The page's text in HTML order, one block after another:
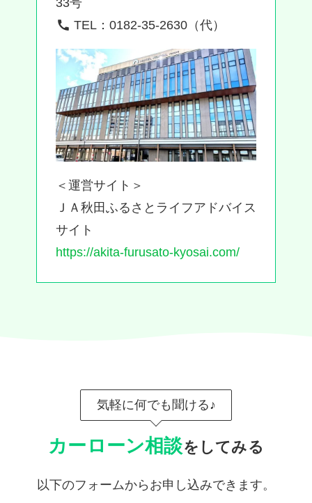
TEL：0182-35-2630（代）
＜運営サイト＞
ＪＡ秋田ふるさとライフアドバイス
サイト
https://akita-furusato-kyosai.com/
気軽に何でも聞ける♪
カーローン相談をしてみる
以下のフォームからお申し込みできます。